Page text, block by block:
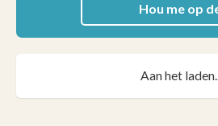
Hou me op
Aan het